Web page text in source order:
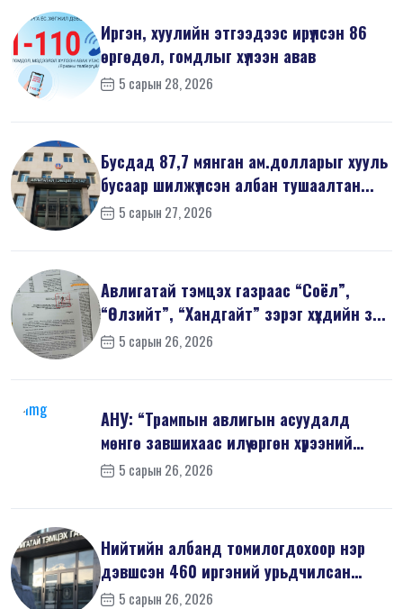
Иргэн, хуулийн этгээдээс ирүүлсэн 86
өргөдөл, гомдлыг хүлээн авав
5 сарын 28, 2026
Бусдад 87,7 мянган ам.долларыг хууль
бусаар шилжүүлсэн албан тушаалтан...
5 сарын 27, 2026
Авлигатай тэмцэх газраас “Соёл”,
“Өлзийт”, “Хандгайт” зэрэг хүүхдийн з...
5 сарын 26, 2026
АНУ: “Трампын авлигын асуудалд
мөнгө завшихаас илүү өргөн хүрээний
шин...
5 сарын 26, 2026
Нийтийн албанд томилогдохоор нэр
дэвшсэн 460 иргэний урьдчилсан
мэдүүл...
5 сарын 26, 2026